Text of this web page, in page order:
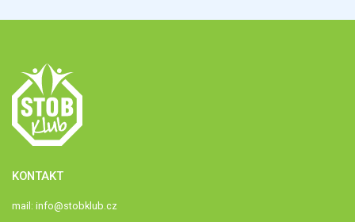
KONTAKT
mail: info@stobklub.cz